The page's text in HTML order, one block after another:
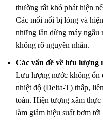
thường rất khó phát hiện
Các mối nối bị lỏng và
những lần dừng máy ngẫu
không rõ nguyên nhân.
Các vấn đề về lưu lượng
Lưu lượng nước không ổn
nhiệt độ (Delta-T) thấp,
toàn. Hiện tượng xâm
làm giảm hiệu suất bơm